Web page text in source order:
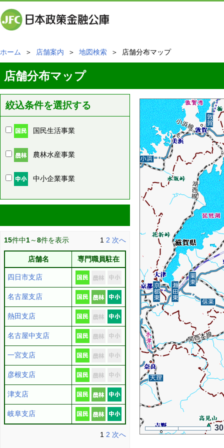
ホーム ＞ 店舗案内 ＞ 地図検索 ＞ 店舗分布マップ
店舗分布マップ
絞込条件を選択する
国民生活事業
農林水産事業
中小企業事業
15件中1～8件を表示 1 2 次へ
店舗名 専門職員駐在
四日市支店
名古屋支店
熱田支店
名古屋中支店
一宮支店
彦根支店
津支店
岐阜支店
1 2 次へ